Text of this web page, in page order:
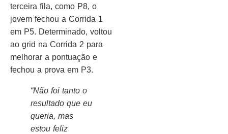
terceira fila, como P8, o
jovem fechou a Corrida 1
em P5. Determinado, voltou
ao grid na Corrida 2 para
melhorar a pontuação e
fechou a prova em P3.
“Não foi tanto o
resultado que eu
queria, mas
estou feliz